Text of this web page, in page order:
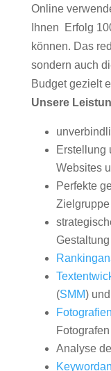
Online
Ihnen Erfolg
können. Das
sondern auch
Budget gezielt
Unsere
Erstellung
Websites
Perfekte
Zielgruppe
Gestaltung
(SMM)
Fotografien
Fotografen
Analyse